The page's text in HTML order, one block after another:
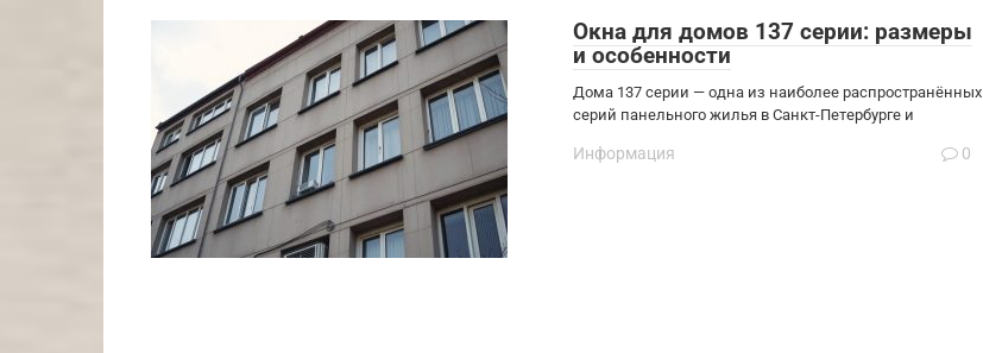
Окна для домов 137 серии: размеры
и особенности
Дома 137 серии — одна из наиболее распространённых
серий панельного жилья в Санкт-Петербурге и
Информация 0